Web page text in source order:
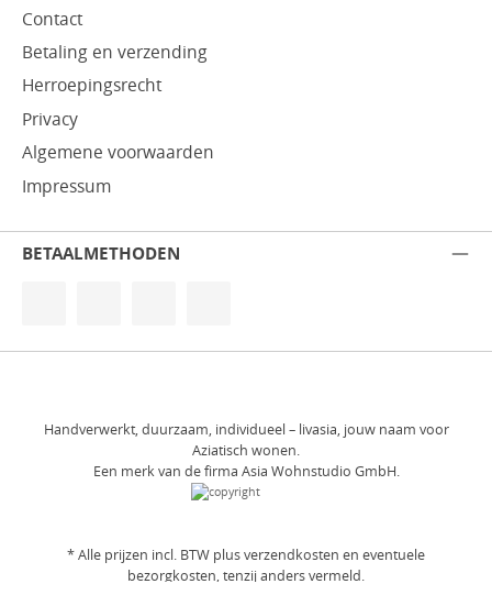
Contact
Betaling en verzending
Herroepingsrecht
Privacy
Algemene voorwaarden
Impressum
BETAALMETHODEN
Handverwerkt, duurzaam, individueel – livasia, jouw naam voor
Aziatisch wonen.
Een merk van de firma Asia Wohnstudio GmbH.
* Alle prijzen incl. BTW plusverzendkosten en eventuele
bezorgkosten, tenzij anders vermeld.